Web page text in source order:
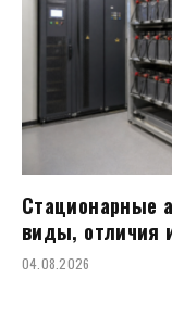
Стационарные
виды, отличия
04.08.2026